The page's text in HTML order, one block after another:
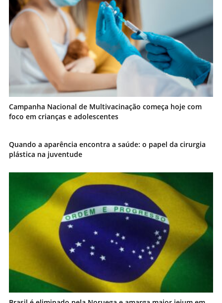
Campanha Nacional de Multivacinação começa hoje com
foco em crianças e adolescentes
Quando a aparência encontra a saúde: o papel da cirurgia
plástica na juventude